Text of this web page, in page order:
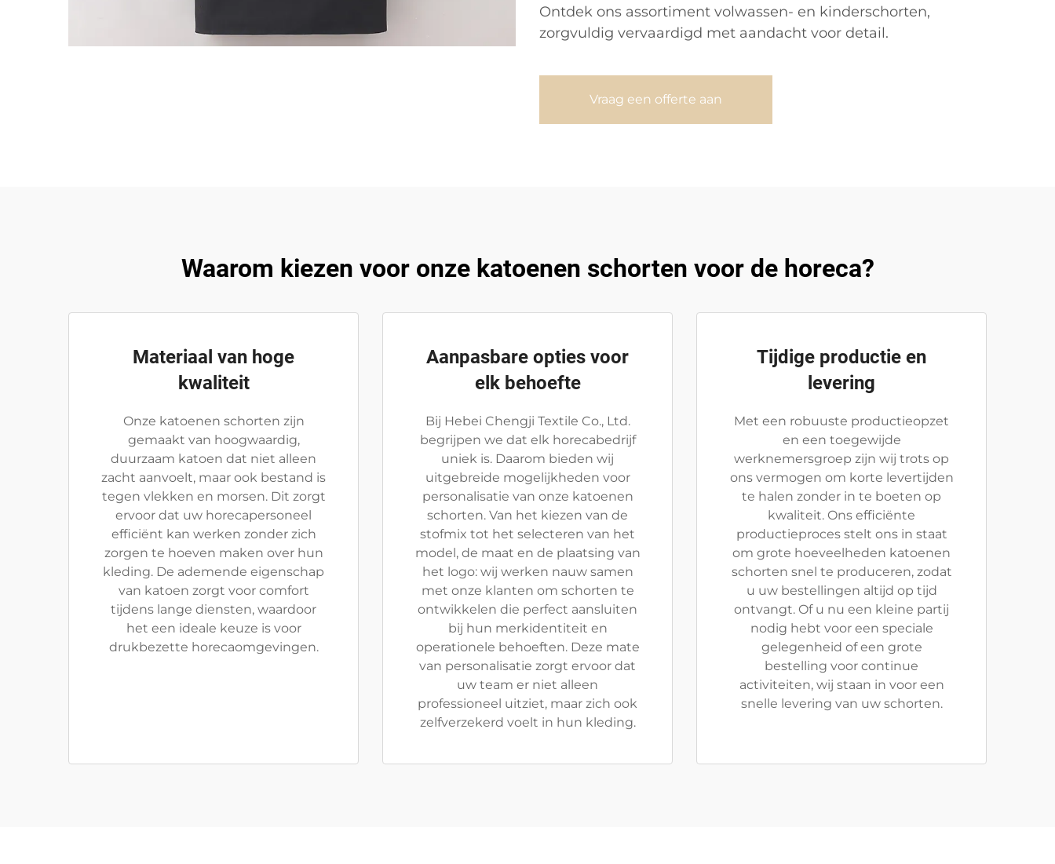
Ontdek ons assortiment volwassen- en kinderschorten,
zorgvuldig vervaardigd met aandacht voor detail.
Vraag een offerte aan
Waarom kiezen voor onze katoenen schorten voor de horeca?
Materiaal van hoge
kwaliteit
Onze katoenen schorten zijn
gemaakt van hoogwaardig,
duurzaam katoen dat niet alleen
zacht aanvoelt, maar ook bestand is
tegen vlekken en morsen. Dit zorgt
ervoor dat uw horecapersoneel
efficiënt kan werken zonder zich
zorgen te hoeven maken over hun
kleding. De ademende eigenschap
van katoen zorgt voor comfort
tijdens lange diensten, waardoor
het een ideale keuze is voor
drukbezette horecaomgevingen.
Aanpasbare opties voor
elk behoefte
Bij Hebei Chengji Textile Co., Ltd.
begrijpen we dat elk horecabedrijf
uniek is. Daarom bieden wij
uitgebreide mogelijkheden voor
personalisatie van onze katoenen
schorten. Van het kiezen van de
stofmix tot het selecteren van het
model, de maat en de plaatsing van
het logo: wij werken nauw samen
met onze klanten om schorten te
ontwikkelen die perfect aansluiten
bij hun merkidentiteit en
operationele behoeften. Deze mate
van personalisatie zorgt ervoor dat
uw team er niet alleen
professioneel uitziet, maar zich ook
zelfverzekerd voelt in hun kleding.
Tijdige productie en
levering
Met een robuuste productieopzet
en een toegewijde
werknemersgroep zijn wij trots op
ons vermogen om korte levertijden
te halen zonder in te boeten op
kwaliteit. Ons efficiënte
productieproces stelt ons in staat
om grote hoeveelheden katoenen
schorten snel te produceren, zodat
u uw bestellingen altijd op tijd
ontvangt. Of u nu een kleine partij
nodig hebt voor een speciale
gelegenheid of een grote
bestelling voor continue
activiteiten, wij staan in voor een
snelle levering van uw schorten.